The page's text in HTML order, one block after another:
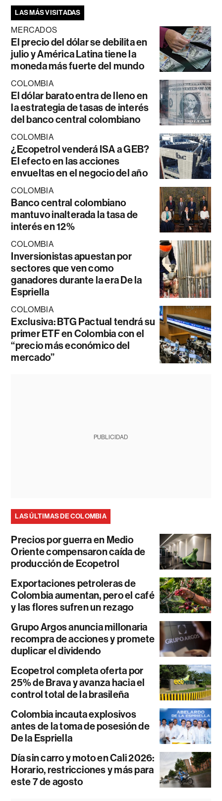
LAS MÁS VISITADAS
MERCADOS
El precio del dólar se debilita en
julio y América Latina tiene la
moneda más fuerte del mundo
COLOMBIA
El dólar barato entra de lleno en
la estrategia de tasas de interés
del banco central colombiano
COLOMBIA
¿Ecopetrol venderá ISA a GEB?
El efecto en las acciones
envueltas en el negocio del año
COLOMBIA
Banco central colombiano
mantuvo inalterada la tasa de
interés en 12%
COLOMBIA
Inversionistas apuestan por
sectores que ven como
ganadores durante la era De la
Espriella
COLOMBIA
Exclusiva: BTG Pactual tendrá su
primer ETF en Colombia con el
“precio más económico del
mercado”
PUBLICIDAD
LAS ÚLTIMAS DE COLOMBIA
Precios por guerra en Medio
Oriente compensaron caída de
producción de Ecopetrol
Exportaciones petroleras de
Colombia aumentan, pero el café
y las flores sufren un rezago
Grupo Argos anuncia millonaria
recompra de acciones y promete
duplicar el dividendo
Ecopetrol completa oferta por
25% de Brava y avanza hacia el
control total de la brasileña
Colombia incauta explosivos
antes de la toma de posesión de
De la Espriella
Día sin carro y moto en Cali 2026:
Horario, restricciones y más para
este 7 de agosto